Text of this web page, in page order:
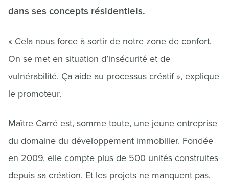
dans ses concepts résidentiels.
« Cela nous force à sortir de notre zone de confort.
On se met en situation d’insécurité et de
vulnérabilité. Ça aide au processus créatif », explique
le promoteur.
Maître Carré est, somme toute, une jeune entreprise
du domaine du développement immobilier. Fondée
en 2009, elle compte plus de 500 unités construites
depuis sa création. Et les projets ne manquent pas.